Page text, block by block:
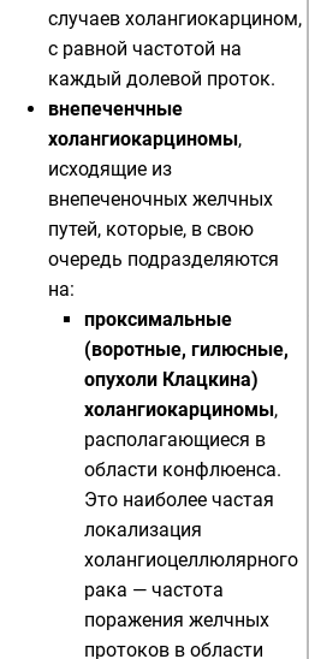
случаев холангиокарцином,
с равной частотой на
каждый долевой проток.
внепеченчные
холангиокарциномы,
исходящие из
внепеченочных желчных
путей, которые, в свою
очередь подразделяются
на:
проксимальные
(воротные, гилюсные,
опухоли Клацкина)
холангиокарциномы,
располагающиеся в
области конфлюенса.
Это наиболее частая
локализация
холангиоцеллюлярного
рака — частота
поражения желчных
протоков в области